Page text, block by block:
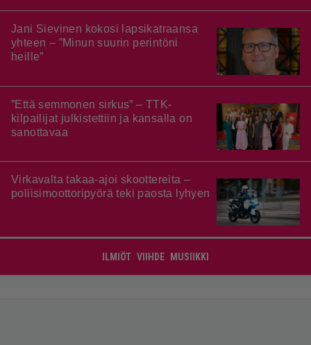
Jani Sievinen kokosi lapsikatraansa
yhteen – ”Minun suurin perintöni
heille”
”Että semmonen sirkus” – TTK-
kilpailijat julkistettiin ja kansalla on
sanottavaa
Virkavalta takaa-ajoi skoottereita –
poliisimoottoripyörä teki paosta lyhyen
ILMIÖT VIIHDE MUSIIKKI